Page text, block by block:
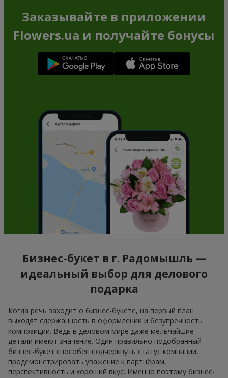
Заказывайте в приложении
Flowers.ua и получайте бонусы
Бизнес-букет в г. Радомышль —
идеальный выбор для делового
подарка
Когда речь заходит о бизнес-букете, на первый план
выходят сдержанность в оформлении и безупречность
композиции. Ведь в деловом мире даже мельчайшие
детали имеют значение. Один правильно подобранный
бизнес-букет способен подчеркнуть статус компании,
продемонстрировать уважение к партнёрам,
перспективность и хороший вкус. Именно поэтому бизнес-